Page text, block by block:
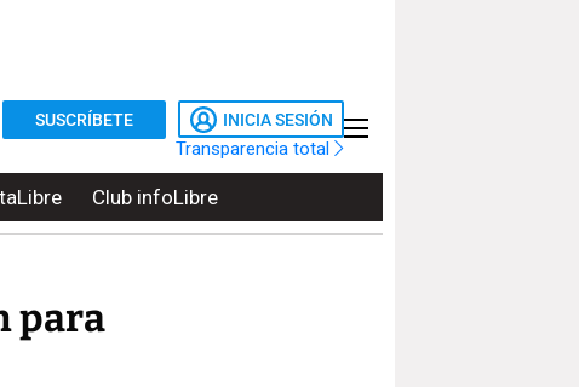
SUSCRÍBETE INICIA SESIÓN
Transparencia total
Club infoLibre
para